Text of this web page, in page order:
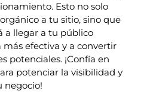
Esto no solo
a tu sitio, sino que
a llegar a tu público
efectiva y a convertir
potenciales. ¡Confía en
potenciar la visibilidad y
negocio!